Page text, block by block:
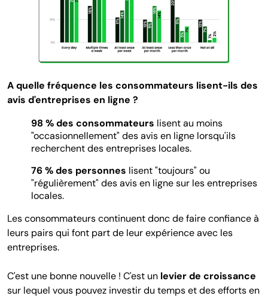
A quelle fréquence les consommateurs lisent-ils des
avis d'entreprises en ligne ?
98 % des consommateurs lisent au moins
"occasionnellement" des avis en ligne lorsqu'ils
recherchent des entreprises locales.
76 % des personnes lisent "toujours" ou
"régulièrement" des avis en ligne sur les entreprises
locales.
Les consommateurs continuent donc de faire confiance à
leurs pairs qui font part de leur expérience avec les
entreprises.
C'est une bonne nouvelle ! C'est un levier de croissance
sur lequel vous pouvez investir du temps et des efforts en